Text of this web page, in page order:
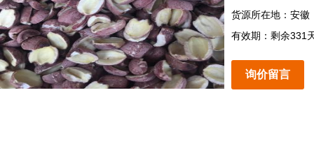
货源所在地：安徽
有效期：剩余331
询价留言